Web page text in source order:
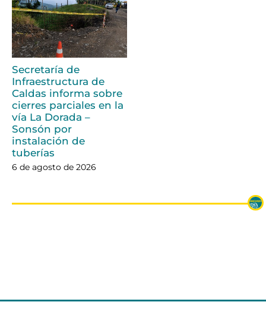
Secretaría de
Infraestructura de
Caldas informa sobre
cierres parciales en la
vía La Dorada –
Sonsón por
instalación de
tuberías
6 de agosto de 2026